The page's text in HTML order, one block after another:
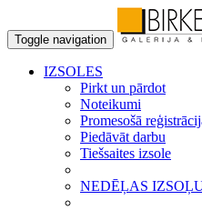
Toggle navigation
IZSOLES
Pirkt un pārdot
Noteikumi
Promesošā
Piedāvāt darbu
Tiešsaites izsole
NEDĒĻAS